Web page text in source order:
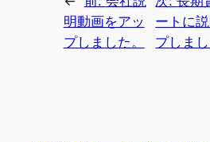
明動画をアッ
プしました。
ートに
プしまし